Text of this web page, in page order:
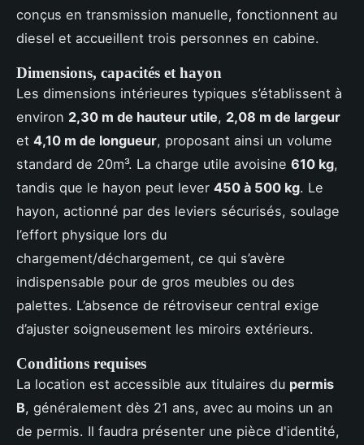
conçus en transmission manuelle, fonctionnent au
diesel et accueillent trois personnes en cabine.
Dimensions, capacités et hayon
Les dimensions intérieures typiques s’établissent à
environ 2,30 m de hauteur utile, 2,08 m de largeur
et 4,10 m de longueur, proposant ainsi un volume
standard de 20m³. La charge utile avoisine 610 kg,
tandis que le hayon peut lever 450 à 500 kg. Le
hayon, actionné par des leviers sécurisés, soulage
l’effort physique lors du
chargement/déchargement, ce qui s’avère
indispensable pour de gros meubles ou des
palettes. L’absence de rétroviseur central exige
d’ajuster soigneusement les miroirs extérieurs.
Conditions requises
La location est accessible aux titulaires du permis
B, généralement dès 21 ans, avec au moins un an
de permis. Il faudra présenter une pièce d'identité,